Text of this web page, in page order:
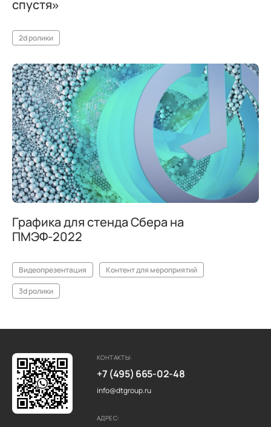
спустя»
2d ролики
Графика для стенда Сбера на
ПМЭФ-2022
Видеопрезентация Контент для мероприятий
3d ролики
КОНТАКТЫ:
+7 (495) 665-02-48
info@dtgroup.ru
АДРЕС: